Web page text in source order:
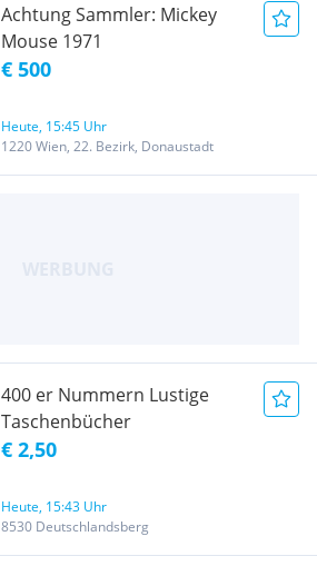
Achtung Sammler: Mickey
Mouse 1971
€ 500
Heute, 15:45 Uhr
1220 Wien, 22. Bezirk, Donaustadt
400 er Nummern Lustige
Taschenbücher
€ 2,50
Heute, 15:43 Uhr
8530 Deutschlandsberg